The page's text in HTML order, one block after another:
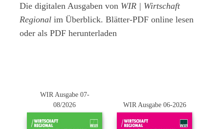
Die digitalen Ausgaben von WIR | Wirtschaft
Regional im Überblick. Blätter-PDF online lesen
oder als PDF herunterladen
WIR Ausgabe 07-
08/2026
WIR Ausgabe 06-2026